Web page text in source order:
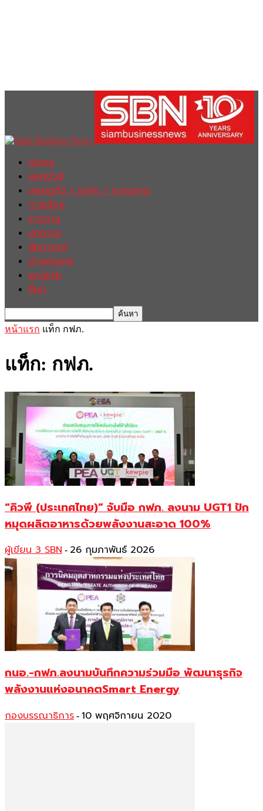
Home
ฮอตนิวส์
เศรษฐกิจ / ธุรกิจ / การตลาด
การเมือง
รายงาน
บทความ
สัมภาษณ์
ต่างประเทศ
english
อื่นๆ
หน้าแรก แท็ก กฟภ.
แท็ก: กฟภ.
“คิวพี (ประเทศไทย)” จับมือ กฟภ. ลงนาม UGT1 ปัก
หมุดผลิตอาหารด้วยพลังงานสะอาด 100%
ผู้เขียน 3 SBN - 26 กุมภาพันธ์ 2026
กนอ.-กฟภ.ลงนามบันทึกความร่วมมือ พัฒนาธุรกิจ
พลังงานแห่งอนาคตSmart Energy
กองบรรณาธิการ - 10 พฤศจิกายน 2020